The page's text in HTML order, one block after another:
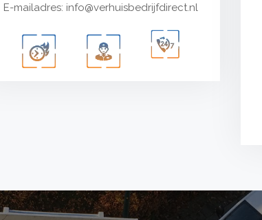
E-mailadres: info@verhuisbedrijfdirect.nl